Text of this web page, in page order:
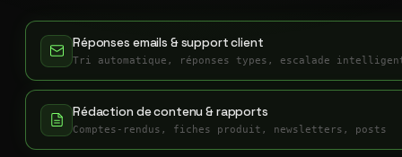
Réponses emails & support client
Tri automatique, réponses types, escalade
Rédaction de contenu & rapports
Comptes-rendus, fiches produit, newsletters, posts